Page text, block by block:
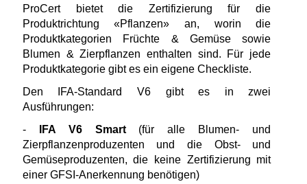
ProCert bietet die Zertifizierung für die
Produktrichtung «Pflanzen» an, worin die
Produktkategorien Früchte & Gemüse sowie
Blumen & Zierpflanzen enthalten sind. Für jede
Produktkategorie gibt es ein eigene Checkliste.
Den IFA-Standard V6 gibt es in zwei
Ausführungen:
-
IFA V6 Smart(für alle Blumen- und
Zierpflanzenproduzenten und die Obst- und
Gemüseproduzenten, die keine Zertifizierung mit
einer GFSI-Anerkennung benötigen)